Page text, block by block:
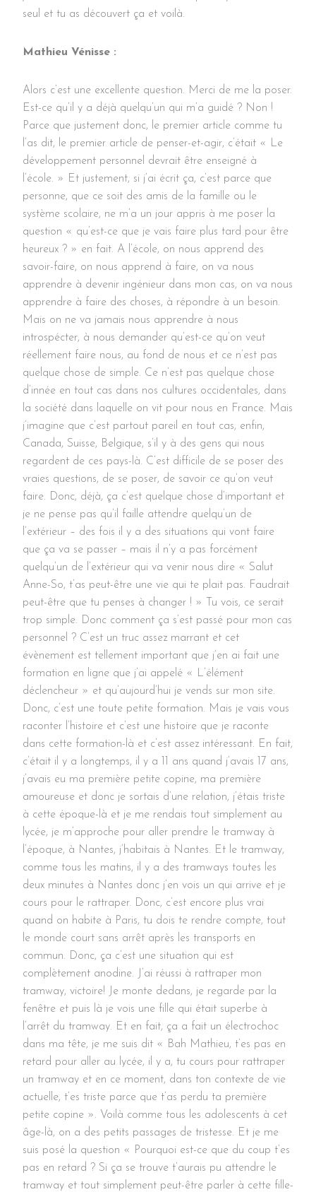
seul et tu as découvert ça et voilà.
Mathieu Vénisse :
Alors c’est une excellente question. Merci de me la poser.
Est-ce qu’il y a déjà quelqu’un qui m’a guidé ? Non !
Parce que justement donc, le premier article comme tu
l’as dit, le premier article de penser-et-agir, c’était « Le
développement personnel devrait être enseigné à
l’école. » Et justement, si j’ai écrit ça, c’est parce que
personne, que ce soit des amis de la famille ou le
système scolaire, ne m’a un jour appris à me poser la
question « qu’est-ce que je vais faire plus tard pour être
heureux ? » en fait. A l’école, on nous apprend des
savoir-faire, on nous apprend à faire, on va nous
apprendre à devenir ingénieur dans mon cas, on va nous
apprendre à faire des choses, à répondre à un besoin.
Mais on ne va jamais nous apprendre à nous
introspécter, à nous demander qu’est-ce qu’on veut
réellement faire nous, au fond de nous et ce n’est pas
quelque chose de simple. Ce n’est pas quelque chose
d’innée en tout cas dans nos cultures occidentales, dans
la société dans laquelle on vit pour nous en France. Mais
j’imagine que c’est partout pareil en tout cas, enfin,
Canada, Suisse, Belgique, s’il y à des gens qui nous
regardent de ces pays-là. C’est difficile de se poser des
vraies questions, de se poser, de savoir ce qu’on veut
faire. Donc, déjà, ça c’est quelque chose d’important et
je ne pense pas qu’il faille attendre quelqu’un de
l’extérieur – des fois il y a des situations qui vont faire
que ça va se passer – mais il n’y a pas forcément
quelqu’un de l’extérieur qui va venir nous dire « Salut
Anne-So, t’as peut-être une vie qui te plait pas. Faudrait
peut-être que tu penses à changer ! » Tu vois, ce serait
trop simple. Donc comment ça s’est passé pour mon cas
personnel ? C’est un truc assez marrant et cet
évènement est tellement important que j’en ai fait une
formation en ligne que j’ai appelé « L’élément
déclencheur » et qu’aujourd’hui je vends sur mon site.
Donc, c’est une toute petite formation. Mais je vais vous
raconter l’histoire et c’est une histoire que je raconte
dans cette formation-là et c’est assez intéressant. En fait,
c’était il y a longtemps, il y a 11 ans quand j’avais 17 ans,
j’avais eu ma première petite copine, ma première
amoureuse et donc je sortais d’une relation, j’étais triste
à cette époque-là et je me rendais tout simplement au
lycée, je m’approche pour aller prendre le tramway à
l’époque, à Nantes, j’habitais à Nantes. Et le tramway,
comme tous les matins, il y a des tramways toutes les
deux minutes à Nantes donc j’en vois un qui arrive et je
cours pour le rattraper. Donc, c’est encore plus vrai
quand on habite à Paris, tu dois te rendre compte, tout
le monde court sans arrêt après les transports en
commun. Donc, ça c’est une situation qui est
complètement anodine. J’ai réussi à rattraper mon
tramway, victoire! Je monte dedans, je regarde par la
fenêtre et puis là je vois une fille qui était superbe à
l’arrêt du tramway. Et en fait, ça a fait un électrochoc
dans ma tête, je me suis dit « Bah Mathieu, t’es pas en
retard pour aller au lycée, il y a, tu cours pour rattraper
un tramway et en ce moment, dans ton contexte de vie
actuelle, t’es triste parce que t’as perdu ta première
petite copine ». Voilà comme tous les adolescents à cet
âge-là, on a des petits passages de tristesse. Et je me
suis posé la question « Pourquoi est-ce que du coup t’es
pas en retard ? Si ça se trouve t’aurais pu attendre le
tramway et tout simplement peut-être parler à cette fille-